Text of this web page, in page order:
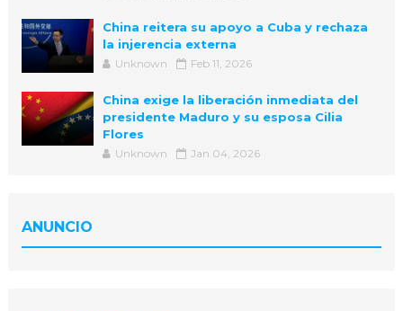
China reitera su apoyo a Cuba y rechaza
la injerencia externa
Unknown Feb 11, 2026
China exige la liberación inmediata del
presidente Maduro y su esposa Cilia
Flores
Unknown Jan 04, 2026
ANUNCIO